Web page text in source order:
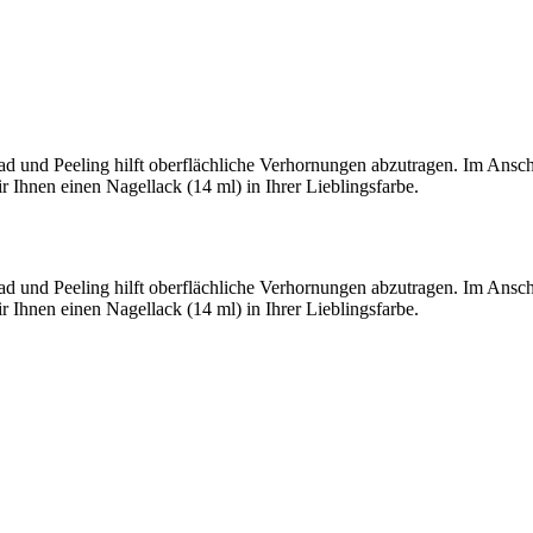
und Peeling hilft oberflächliche Verhornungen abzutragen. Im
Ihnen einen Nagellack (14 ml) in Ihrer Lieblingsfarbe.
und Peeling hilft oberflächliche Verhornungen abzutragen. Im
Ihnen einen Nagellack (14 ml) in Ihrer Lieblingsfarbe.